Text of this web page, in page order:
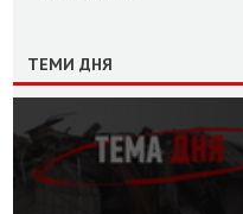
ТЕМИ ДНЯ